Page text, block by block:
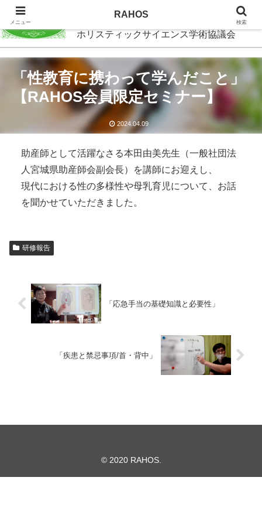
RAHOS
ホリスティックサイエンス学術協議会
「性教育に携わって学んだこと」
【RAHOS会員限定セミナー】
2024.04.09
助産師として活躍なさる本田由美先生（一般社団法
人宮城県助産師会副会長）を講師にお迎えし、
現代における性の多様性や母乳育児について、お話
を聞かせていただきました。
研修報告
「応急手当の基礎知識と必要性」
「疾患と禁忌事項/首・背中」
© 2020 RAHOS.
メニュー
RAHOS
検索